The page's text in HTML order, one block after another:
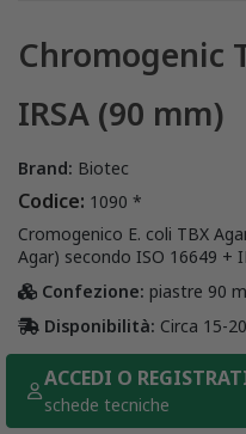
Chromogenic
IRSA (90 mm)
Brand: Biotec
Codice: 1090 *
Cromogenico E. coli TBX
Agar) secondo ISO 16649 +
Confezione: piastre 90
Disponibilità: Circa 15-
ACCEDI O
schede tecniche